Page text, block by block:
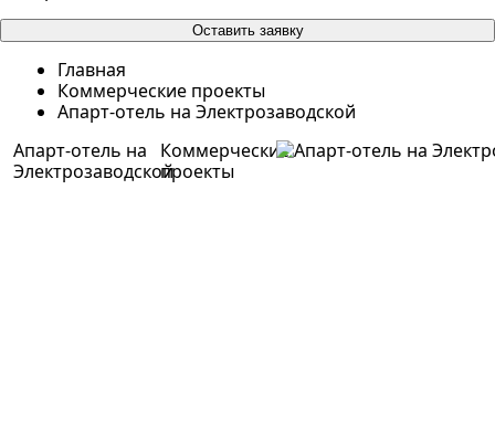
Оставить заявку
Главная
Коммерческие проекты
Апарт-отель на Электрозаводской
Апарт-отель на
Электрозаводской
Коммерческие
проекты